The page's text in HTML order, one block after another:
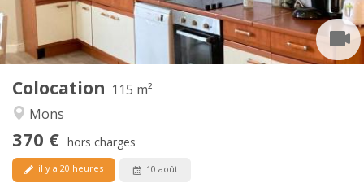
Colocation 115 m²
Mons
370 € hors charges
il y a 20 heures 10 août
Salle de bain:
Commune
Cuisine:
Commune
Superficie:
115 m
Pièces privées:
1